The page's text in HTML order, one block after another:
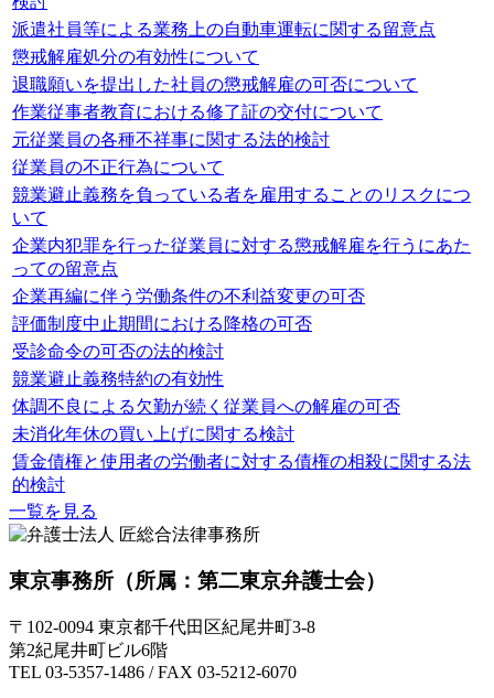
派遣社員等による業務上の自動車運転に関する留意点
懲戒解雇処分の有効性について
退職願いを提出した社員の懲戒解雇の可否について
作業従事者教育における修了証の交付について
元従業員の各種不祥事に関する法的検討
従業員の不正行為について
競業避止義務を負っている者を雇用することのリスクにつ
いて
企業内犯罪を行った従業員に対する懲戒解雇を行うにあた
っての留意点
企業再編に伴う労働条件の不利益変更の可否
評価制度中止期間における降格の可否
受診命令の可否の法的検討
競業避止義務特約の有効性
体調不良による欠勤が続く従業員への解雇の可否
未消化年休の買い上げに関する検討
賃金債権と使用者の労働者に対する債権の相殺に関する法
的検討
一覧を見る
東京事務所 （所属：第二東京弁護士会）
〒102-0094 東京都千代田区紀尾井町3-8
第2紀尾井町ビル6階
TEL 03-5357-1486 / FAX 03-5212-6070